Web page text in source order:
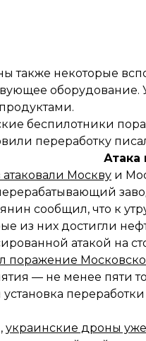
также некоторые
беспилотники
переработку
Атака
Москву и
сообщил, что к
из них достигли
атакой на
поражение
— не менее пяти
украинские дроны